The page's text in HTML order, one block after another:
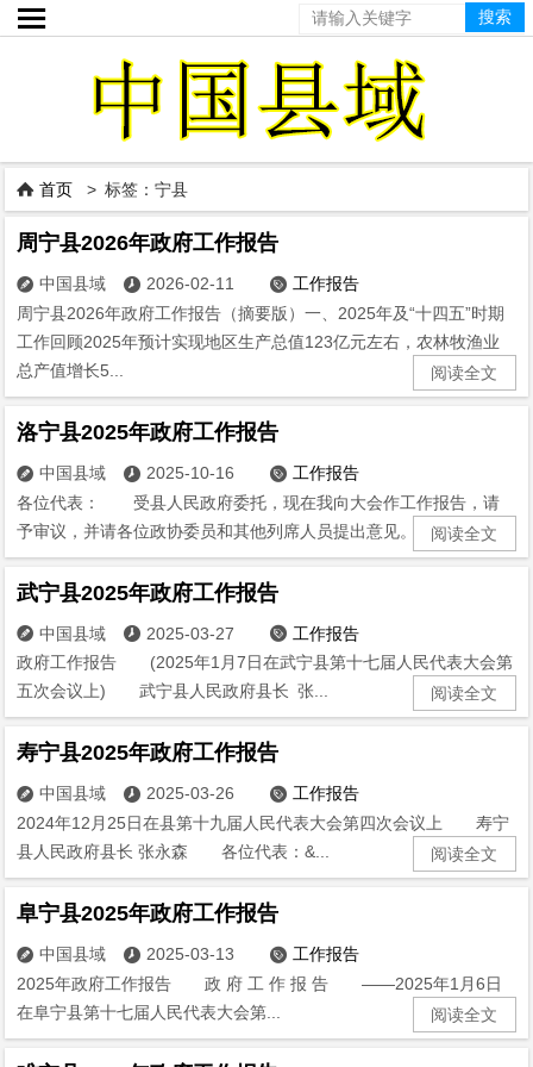

 首页 > 标签：宁县
周宁县2026年政府工作报告
 中国县域  2026-02-11  工作报告
周宁县2026年政府工作报告（摘要版）一、2025年及“十四五”时期
工作回顾2025年预计实现地区生产总值123亿元左右，农林牧渔业
总产值增长5...
阅读全文
洛宁县2025年政府工作报告
 中国县域  2025-10-16  工作报告
各位代表： 受县人民政府委托，现在我向大会作工作报告，请
予审议，并请各位政协委员和其他列席人员提出意见。 &em...
阅读全文
武宁县2025年政府工作报告
 中国县域  2025-03-27  工作报告
政府工作报告 (2025年1月7日在武宁县第十七届人民代表大会第
五次会议上) 武宁县人民政府县长 张...
阅读全文
寿宁县2025年政府工作报告
 中国县域  2025-03-26  工作报告
2024年12月25日在县第十九届人民代表大会第四次会议上 寿宁
县人民政府县长 张永森 各位代表：&...
阅读全文
阜宁县2025年政府工作报告
 中国县域  2025-03-13  工作报告
2025年政府工作报告 政 府 工 作 报 告 ——2025年1月6日
在阜宁县第十七届人民代表大会第...
阅读全文